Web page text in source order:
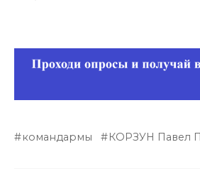
командармы КОРЗУН Павел